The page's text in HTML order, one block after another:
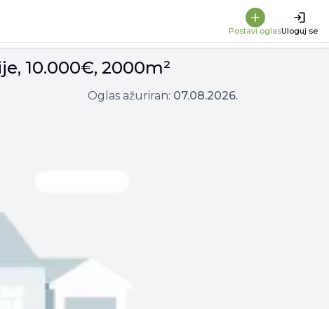
Postavi oglasUloguj se
10.000€, 2000m²
Oglas ažuriran: 07.08.2026.